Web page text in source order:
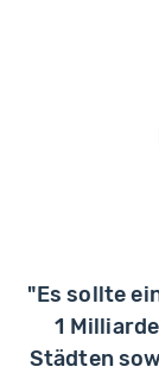
"Es sollte
1
Städten